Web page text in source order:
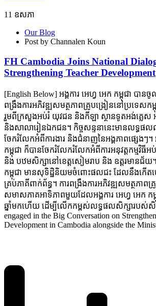
11 ឧសភា
Our Blog
Post by Channalen Koun
FH Cambodia Joins National
Strengthening Teacher Development
[English Below] អង្គការ អេហ្វ អេក កម្ពុជា បានចូ
ពង្រឹងការអភិវឌ្ឍសមត្ថភាពគ្រូបង្រៀននៅប្រទេសក
រួមពីក្រសួងអប់រំ យុវជន និងកីឡា ស្ថានទូតអង់គ្លេស អង្
និងសាលារៀនឯកជន។ កិច្ចសន្ទនានេះមានលទ្ធផល
ចែករំលែកអំពីការងារ និងជំនាញនៃអង្គភាពផ្សេងៗ។
កម្ពុជា ក៏បានចែករំលែករំលែកអំពីការអនុវត្តកម្មវិធីអ
និង បឋមសិក្សានៅខេត្តសៀមរាប និង ឧត្តរមានជ័យ។
កម្ពុជា មានសុទិដ្ឋិនិយមចំពោះផលជះ ដែលនឹងកើត
គ្រប់ភាគីពាក់ព័ន្ធ។ ការពង្រឹងការអភិវឌ្ឍសមត្ថភាព
សមាសភាគអាទិភាពមួយដែលអង្គការ អេហ្វ អេក កម្ពុ
ឆ្នាំមកហើយ ដើម្បីលើកកម្ពស់លទ្ធផលសិក្សារបស់សិ
engaged in the Big Conversation on
Development in Cambodia alongside the